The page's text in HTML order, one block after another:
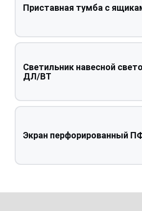
Приставная тумба с
Светильник навесной
ДЛ/ВТ
Экран перфорированный